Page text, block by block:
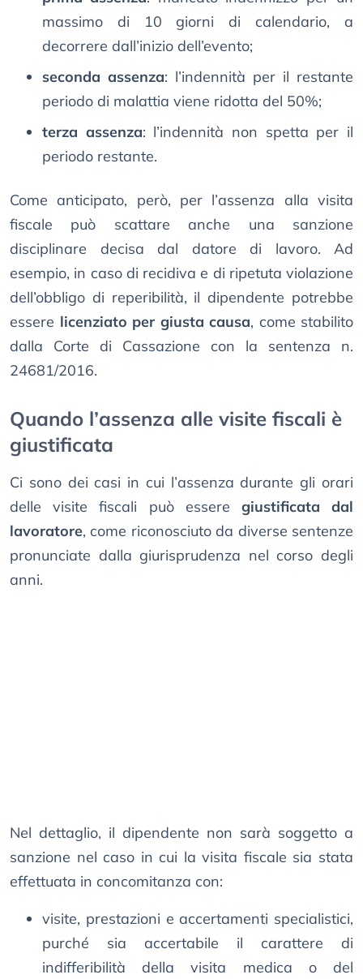
massimo di 10 giorni di calendario, a
decorrere dall’inizio dell’evento;
seconda assenza: l’indennità per il restante
periodo di malattia viene ridotta del 50%;
terza assenza: l’indennità non spetta per il
periodo restante.
Come anticipato, però, per l’assenza alla visita
fiscale può scattare anche una sanzione
disciplinare decisa dal datore di lavoro. Ad
esempio, in caso di recidiva e di ripetuta violazione
dell’obbligo di reperibilità, il dipendente potrebbe
essere licenziato per giusta causa, come stabilito
dalla Corte di Cassazione con la sentenza n.
24681/2016.
Quando l’assenza alle visite fiscali è
giustificata
Ci sono dei casi in cui l’assenza durante gli orari
delle visite fiscali può essere giustificata dal
lavoratore, come riconosciuto da diverse sentenze
pronunciate dalla giurisprudenza nel corso degli
anni.
Nel dettaglio, il dipendente non sarà soggetto a
sanzione nel caso in cui la visita fiscale sia stata
effettuata in concomitanza con:
visite, prestazioni e accertamenti specialistici,
purché sia accertabile il carattere di
indifferibilità della visita medica o del